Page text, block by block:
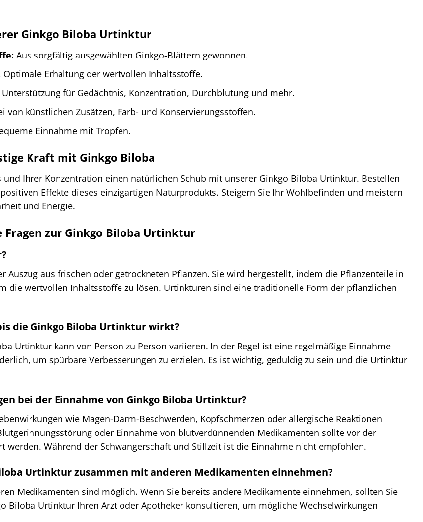
Ginkgo Biloba Urtinktur
Aus sorgfältig ausgewählten Ginkgo-Blättern gewonnen.
Optimale Erhaltung der wertvollen Inhaltsstoffe.
Unterstützung für Gedächtnis, Konzentration, Durchblutung und mehr.
von künstlichen Zusätzen, Farb- und Konservierungsstoffen.
Einnahme mit Tropfen.
Kraft mit Ginkgo Biloba
und Ihrer Konzentration einen natürlichen Schub mit unserer Ginkgo Biloba Urtinktur. Bestellen
Effekte dieses einzigartigen Naturprodukts. Steigern Sie Ihr Wohlbefinden und meistern
und Energie.
Fragen zur Ginkgo Biloba Urtinktur
Auszug aus frischen oder getrockneten Pflanzen. Sie wird hergestellt, indem die Pflanzenteile in
die wertvollen Inhaltsstoffe zu lösen. Urtinkturen sind eine traditionelle Form der pflanzlichen
die Ginkgo Biloba Urtinktur wirkt?
Urtinktur kann von Person zu Person variieren. In der Regel ist eine regelmäßige Einnahme
um spürbare Verbesserungen zu erzielen. Es ist wichtig, geduldig zu sein und die Urtinktur
bei der Einnahme von Ginkgo Biloba Urtinktur?
wie Magen-Darm-Beschwerden, Kopfschmerzen oder allergische Reaktionen
oder Einnahme von blutverdünnenden Medikamenten sollte vor der
werden. Während der Schwangerschaft und Stillzeit ist die Einnahme nicht empfohlen.
Urtinktur zusammen mit anderen Medikamenten einnehmen?
Medikamenten sind möglich. Wenn Sie bereits andere Medikamente einnehmen, sollten Sie
Biloba Urtinktur Ihren Arzt oder Apotheker konsultieren, um mögliche Wechselwirkungen